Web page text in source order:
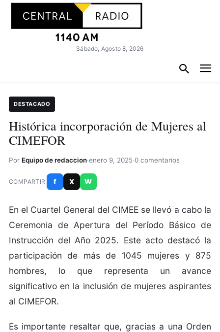
Sábado, Agosto 8, 2026
DESTACADO
Histórica incorporación de Mujeres al
CIMEFOR
Por Equipo de redaccion·enero 9, 2025·0 comentarios
COMPARTIR f X W
En el Cuartel General del CIMEE se llevó a cabo la
Ceremonia de Apertura del Período Básico de
Instrucción del Año 2025. Este acto destacó la
participación de más de 1045 mujeres y 875
hombres, lo que representa un avance
significativo en la inclusión de mujeres aspirantes
al CIMEFOR.
Es importante resaltar que, gracias a una Orden